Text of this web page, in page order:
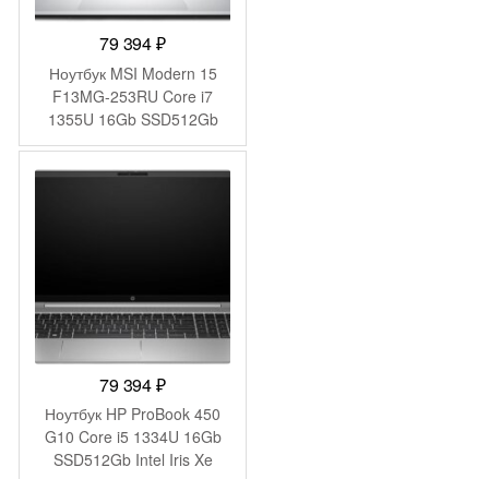
79 394₽
Ноутбук MSI Modern 15
F13MG-253RU Core i7
1355U 16Gb SSD512Gb
Intel Iris Xe graphics 15.6″
IPS FHD (1920×1080)
79 394₽
Ноутбук HP ProBook 450
G10 Core i5 1334U 16Gb
SSD512Gb Intel Iris Xe